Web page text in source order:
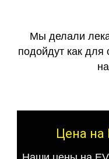
Мы делали
подойдут как для
Цена на